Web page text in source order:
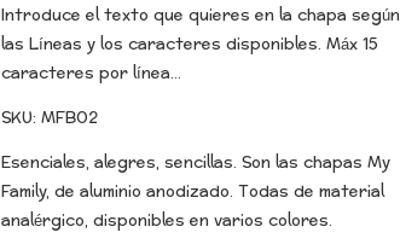
Introduce el texto que quieres en la chapa según
las Líneas y los caracteres disponibles. Máx 15
caracteres por línea...
SKU: MFB02
Esenciales, alegres, sencillas. Son las chapas My
Family, de aluminio anodizado. Todas de material
analérgico, disponibles en varios colores.